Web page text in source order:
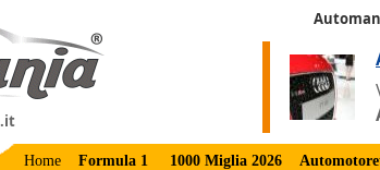
Home Formula 1 1000 Miglia 2026